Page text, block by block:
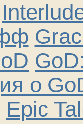
о
Epic